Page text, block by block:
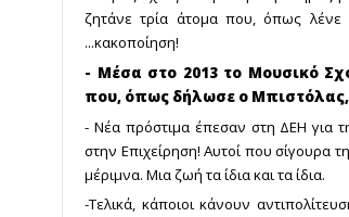
ζητάνε τρία άτομα που, όπως λένε
...κακοποίηση!
- Μέσα στο 2013 το Μουσικό
που, όπως δήλωσε ο Μπιστόλας,
- Νέα πρόστιμα έπεσαν στη ΔΕΗ για
στην Επιχείρηση! Αυτοί που σίγουρα
μέριμνα. Μια ζωή τα ίδια και τα ίδια.
-Τελικά, κάποιοι κάνουν